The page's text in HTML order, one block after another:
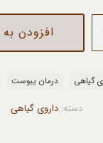
افزودن
دسته: داروی گیاهی
گیاهی درمان یبوست